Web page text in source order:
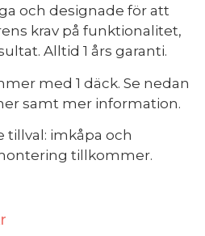
och designade för att
krav på funktionalitet,
Alltid 1 års garanti.
med 1 däck. Se nedan
samt mer information.
tillval: imkåpa och
tillkommer.